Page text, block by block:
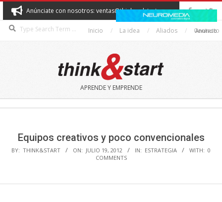
Skip
to
content
Anúnciate con nosotros: ventas@thinkandstart.com
Inicio La idea Aliados Contacto
THINK&START
APRENDE Y EMPRENDE
Anuncio
Equipos creativos y poco convencionales
BY: THINK&START ON: JULIO 19, 2012 IN: ESTRATEGIA WITH: 0
COMMENTS